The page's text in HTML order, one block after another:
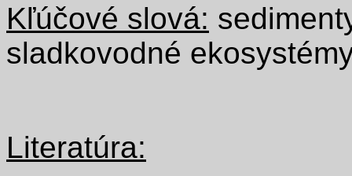
Kľúčové slová:
sladkovodné
Literatúra: